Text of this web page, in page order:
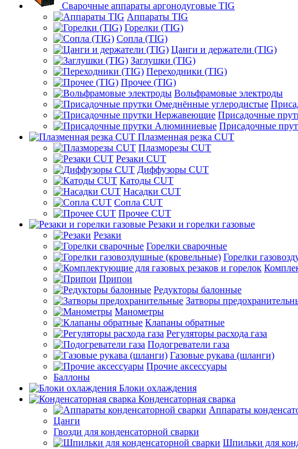
Сварочные аппараты аргонодуговые TIG
Аппараты TIG
Горелки (TIG)
Сопла (TIG)
Цанги и держатели (TIG)
Заглушки (TIG)
Переходники (TIG)
Прочее (TIG)
Вольфрамовые электроды
Присадочные
Присадочные
Плазменная резка CUT
Плазморезы CUT
Резаки CUT
Диффузоры CUT
Катоды CUT
Насадки CUT
Сопла CUT
Прочее CUT
Резаки и горелки газовые
Резаки
Горелки сварочные
Горелки
Припои
Редукторы балонные
Затворы
Манометры
Клапаны обратные
Регуляторы расхода газа
Подогреватели газа
Газовые рукава (шланги)
Прочие аксессуары
Баллоны
Блоки охлаждения
Конденсаторная сварка
Аппараты
Цанги
Гвозди для конденсаторной сварки
Шпильки для